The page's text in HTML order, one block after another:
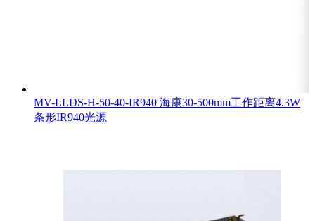
MV-LLDS-H-50-40-IR940 海康30-500mm工作距离4.3W
条形IR940光源